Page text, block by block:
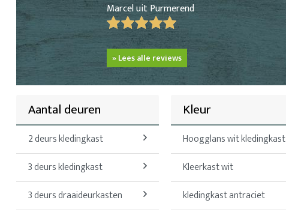
Marcel uit Purmerend
» Lees alle reviews
Aantal deuren
2 deurs kledingkast
3 deurs kledingkast
3 deurs draaideurkasten
Kleur
Hoogglans wit kledingkast
Kleerkast wit
kledingkast antraciet